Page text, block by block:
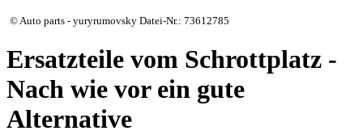
© Auto parts - yuryrumovsky Datei-Nr.: 73612785
Ersatzteile vom Schrottplatz -
Nach wie vor ein gute
Alternative